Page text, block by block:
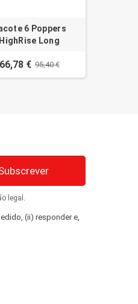
6 Poppers
HighRise Long
66,78 € 95,40 €
legal.
(ii) responder e,